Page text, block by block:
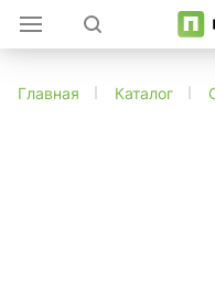
Главная Каталог